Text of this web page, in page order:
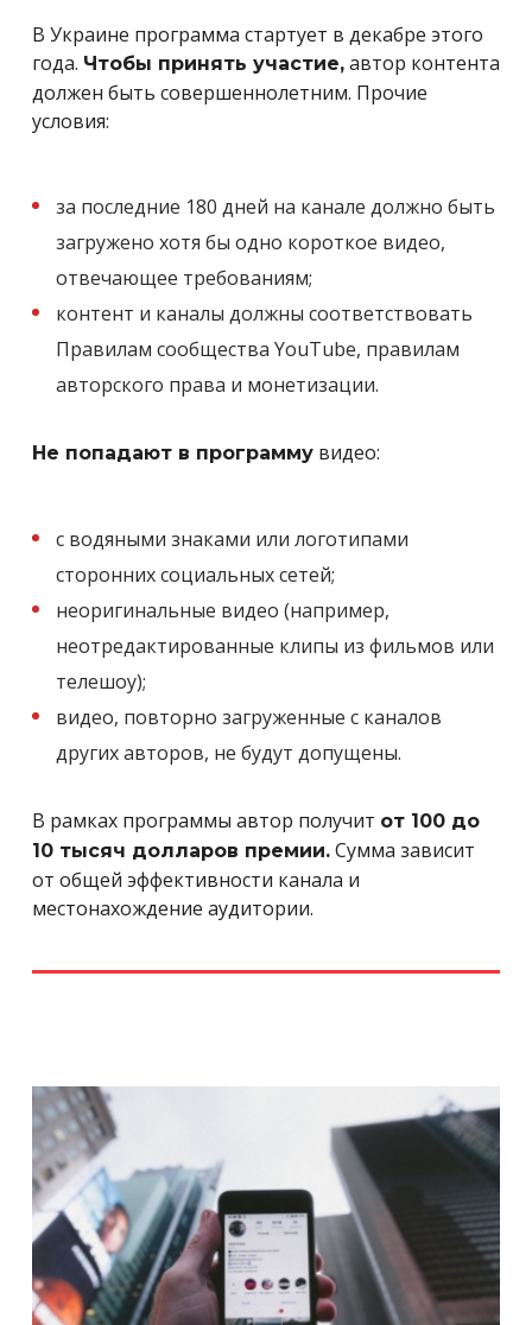
В Украине программа стартует в декабре этого
года. Чтобы принять участие, автор контента
должен быть совершеннолетним. Прочие
условия:
за последние 180 дней на канале должно быть
загружено хотя бы одно короткое видео,
отвечающее требованиям;
контент и каналы должны соответствовать
Правилам сообщества YouTube, правилам
авторского права и монетизации.
Не попадают в программу видео:
с водяными знаками или логотипами
сторонних социальных сетей;
неоригинальные видео (например,
неотредактированные клипы из фильмов или
телешоу);
видео, повторно загруженные с каналов
других авторов, не будут допущены.
В рамках программы автор получит от 100 до
10 тысяч долларов премии. Сумма зависит
от общей эффективности канала и
местонахождение аудитории.